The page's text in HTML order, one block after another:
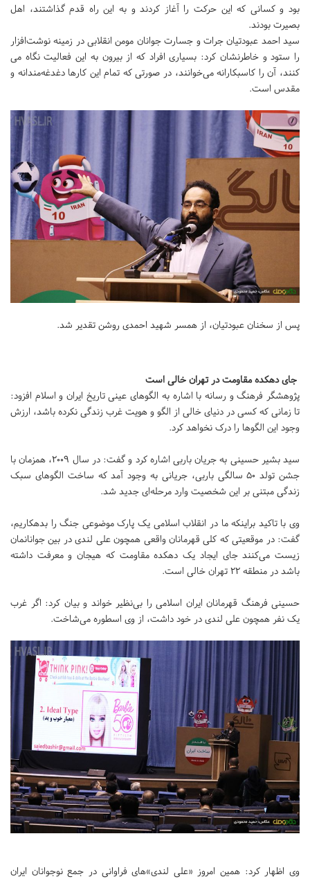
بود و کسانی که این حرکت را آغاز کردند و به این راه قدم گذاشتند، اهل
بصیرت بودند.
سید احمد عبودتیان جرات و جسارت جوانان مومن انقلابی در زمینه نوشت‌افزار
را ستود و خاطرنشان کرد: بسیاری افراد که از بیرون به این فعالیت نگاه می
کنند، آن را کاسبکارانه می‌خوانند، در صورتی که تمام این کارها دغدغه‌مندانه و
مقدس است.
پس از سخنان عبودتیان، از همسر شهید احمدی روشن تقدیر شد.
جای دهکده مقاومت در تهران خالی است
پژوهشگر فرهنگ و رسانه با اشاره به الگوهای عینی تاریخ ایران و اسلام افزود:
تا زمانی که کسی در دنیای خالی از الگو و هویت غرب زندگی نکرده باشد، ارزش
وجود این الگوها را درک نخواهد کرد.
سید بشیر حسینی به جریان باربی اشاره کرد و گفت: در سال 2009، همزمان با
جشن تولد 50 سالگی باربی، جریانی به وجود آمد که ساخت الگوهای سبک
زندگی مبتنی بر این شخصیت وارد مرحله‌ای جدید شد.
وی با تاکید براینکه ما در انقلاب اسلامی یک پارک موضوعی جنگ را بدهکاریم،
گفت: در موقعیتی که کلی قهرمانان واقعی همچون علی لندی در بین جوانانمان
زیست می‌کنند جای ایجاد یک دهکده مقاومت که هیجان و معرفت داشته
باشد در منطقه ۲۲ تهران خالی است.
حسینی فرهنگ قهرمانان ایران اسلامی را بی‌نظیر خواند و بیان کرد: اگر غرب
یک نفر همچون علی لندی در خود داشت، از وی اسطوره می‌شاخت.
وی اظهار کرد: همین امروز «علی لندی»های فراوانی در جمع نوجوانان ایران